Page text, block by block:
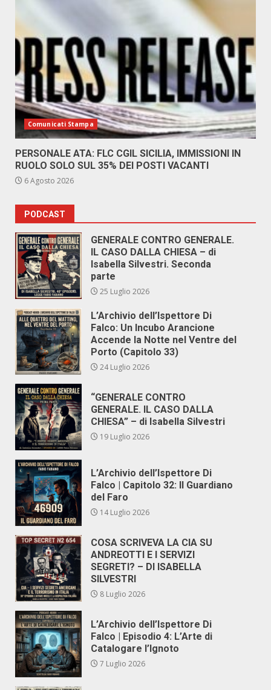
Comunicati Stampa
PERSONALE ATA: FLC CGIL SICILIA, IMMISSIONI IN
RUOLO SOLO SUL 35% DEI POSTI VACANTI
6 Agosto 2026
PODCAST
GENERALE CONTRO GENERALE.
IL CASO DALLA CHIESA – di
Isabella Silvestri. Seconda
parte
25 Luglio 2026
L’Archivio dell’Ispettore Di
Falco: Un Incubo Arancione
Accende la Notte nel Ventre del
Porto (Capitolo 33)
24 Luglio 2026
“GENERALE CONTRO
GENERALE. IL CASO DALLA
CHIESA” – di Isabella Silvestri
19 Luglio 2026
L’Archivio dell’Ispettore Di
Falco | Capitolo 32: Il Guardiano
del Faro
14 Luglio 2026
COSA SCRIVEVA LA CIA SU
ANDREOTTI E I SERVIZI
SEGRETI? – DI ISABELLA
SILVESTRI
8 Luglio 2026
L’Archivio dell’Ispettore Di
Falco | Episodio 4: L’Arte di
Catalogare l’Ignoto
7 Luglio 2026